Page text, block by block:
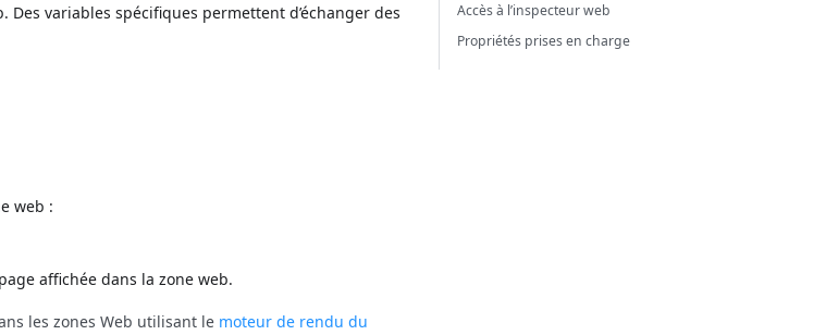
variables spécifiques permettent d’échanger des
web :
affichée dans la zone web.
les zones Web utilisant le moteur de rendu du
Accès à l’inspecteur web
Propriétés prises en charge